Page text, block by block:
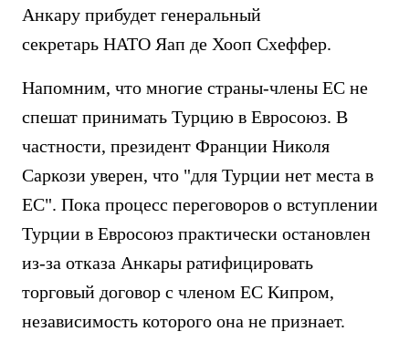
Анкару прибудет генеральный
секретарь НАТО Яап де Хооп Схеффер.
Напомним, что многие страны-члены ЕС не
спешат принимать Турцию в Евросоюз. В
частности, президент Франции Николя
Саркози уверен, что "для Турции нет места в
ЕС". Пока процесс переговоров о вступлении
Турции в Евросоюз практически остановлен
из-за отказа Анкары ратифицировать
торговый договор с членом ЕС Кипром,
независимость которого она не признает.